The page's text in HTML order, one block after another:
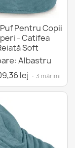
Pentru Copii
- Catifea
Soft
Albastru
lej · 3 mărimi